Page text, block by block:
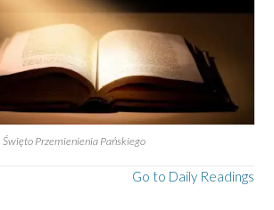
Święto Przemienienia Pańskiego
Go to Daily Readings